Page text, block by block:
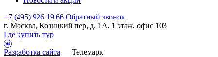
+7 (495) 926 19 66 Обратный звонок
г. Москва, Козицкий пер, д. 1А, 1 этаж, офис 103
Где купить тур
Разработка сайта — Телемарк